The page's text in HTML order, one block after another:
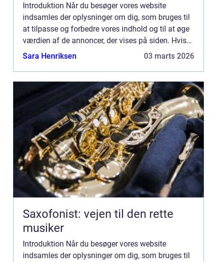
Introduktion Når du besøger vores website
indsamles der oplysninger om dig, som bruges til
at tilpasse og forbedre vores indhold og til at øge
værdien af de annoncer, der vises på siden. Hvis
du ikke ønsker, at der indsamles oplysninger, bør
Sara Henriksen 03 marts 2026
Saxofonist: vejen til den rette
musiker
Introduktion Når du besøger vores website
indsamles der oplysninger om dig, som bruges til